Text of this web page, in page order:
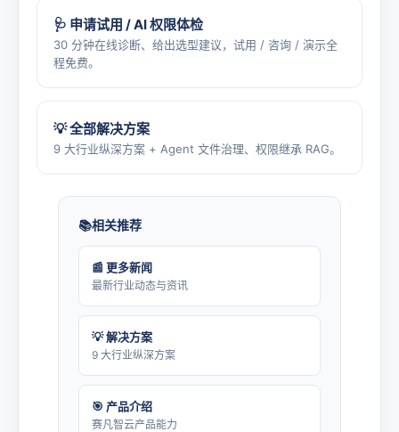
🩺 申请试用 / AI 权限体检
30 分钟在线诊断、给出选型建议，试用 / 咨询 / 演示全
程免费。
💡 全部解决方案
9 大行业纵深方案 + Agent 文件治理、权限继承 RAG。
相关推荐
📰 更多新闻
最新行业动态与资讯
💡 解决方案
9 大行业纵深方案
🎯 产品介绍
赛凡智云产品能力